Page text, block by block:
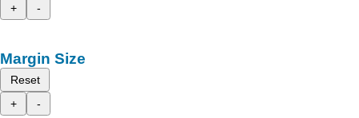
+
-
Margin Size
Reset
+
-